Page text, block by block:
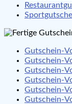
Gutschein-
Gutschein-
Gutschein-
Gutschein-
Gutschein-
Gutschein-